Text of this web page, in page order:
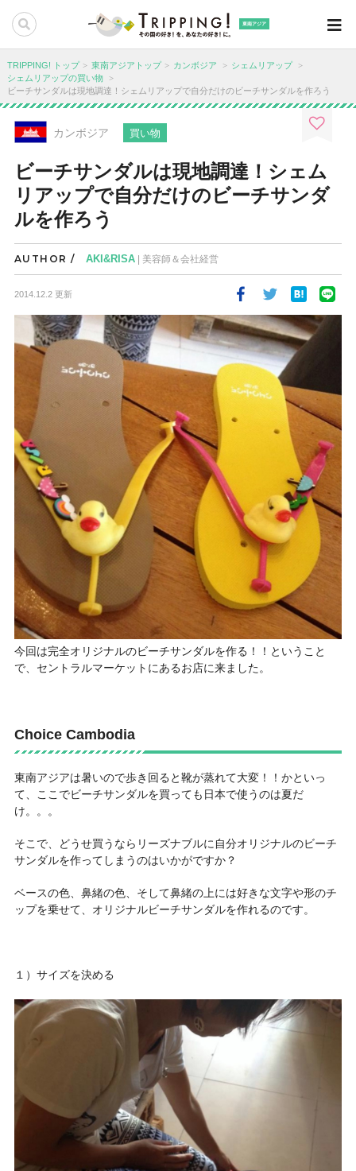
東南アジア
TRIPPING! トップ 東南アジアトップ カンボジア
シェムリアップ
シェムリアップの買い物
ビーチサンダルは現地調達！シェムリアップで自分だけのビーチサンダルを作ろう
カンボジア 買い物
ビーチサンダルは現地調達！シェム
リアップで自分だけのビーチサンダ
ルを作ろう
AUTHOR / AKI&RISA| 美容師＆会社経営
2014.12.2 更新
今回は完全オリジナルのビーチサンダルを作る！！ということ
で、セントラルマーケットにあるお店に来ました。
Choice Cambodia
東南アジアは暑いので歩き回ると靴が蒸れて大変！！かといっ
て、ここでビーチサンダルを買っても日本で使うのは夏だ
け。。。
そこで、どうせ買うならリーズナブルに自分オリジナルのビーチ
サンダルを作ってしまうのはいかがですか？
ベースの色、鼻緒の色、そして鼻緒の上には好きな文字や形のチ
ップを乗せて、オリジナルビーチサンダルを作れるのです。
１）サイズを決める